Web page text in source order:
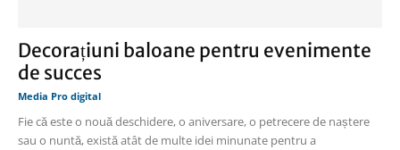
Decorațiuni baloane pentru evenimente
de succes
Media Pro digital
Fie că este o nouă deschidere, o aniversare, o petrecere de naștere
sau o nuntă, există atât de multe idei minunate pentru a